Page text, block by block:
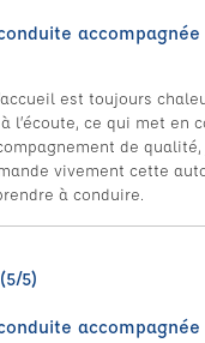
accompagnée
est toujours
l’écoute, ce qui met en
de
vivement cette
à conduire.
(5/5)
accompagnée